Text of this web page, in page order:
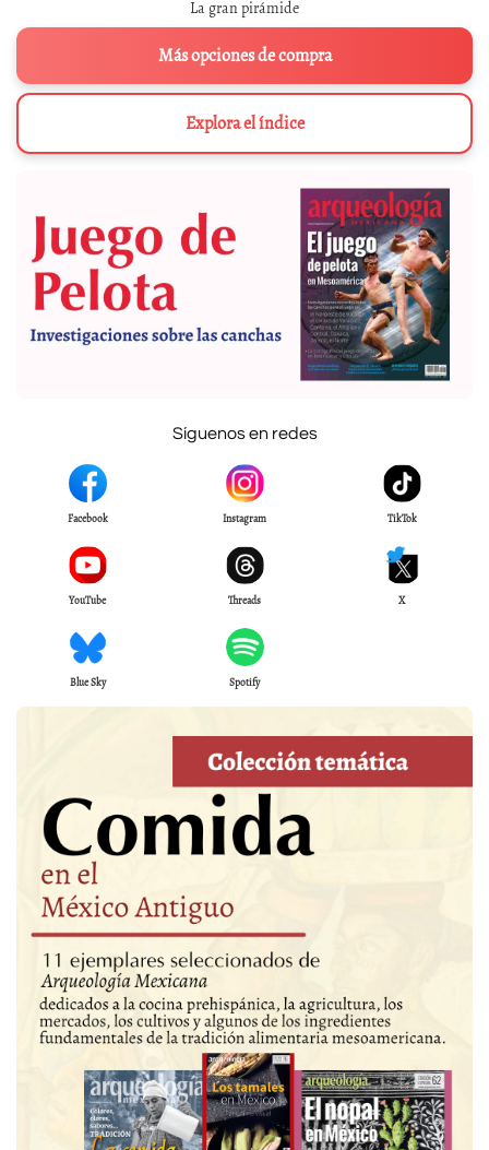
La gran pirámide
Más opciones de compra
Explora el índice
Síguenos en redes
Facebook Instagram TikTok
YouTube Threads X
Blue Sky Spotify